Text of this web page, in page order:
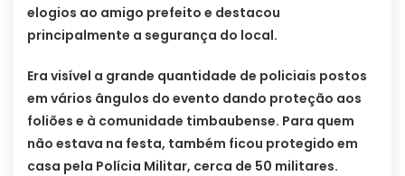
elogios ao amigo prefeito e destacou
principalmente a segurança do local.
Era visível a grande quantidade de policiais postos
em vários ângulos do evento dando proteção aos
foliões e à comunidade timbaubense. Para quem
não estava na festa, também ficou protegido em
casa pela Polícia Militar, cerca de 50 militares.